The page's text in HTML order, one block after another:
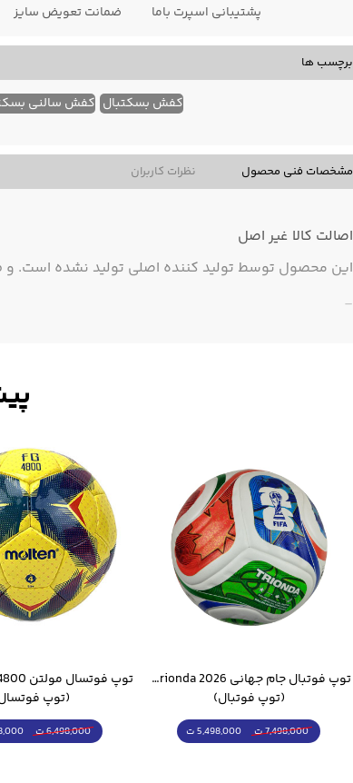
پشتیبانی اسپرت باما ضمانت تعویض سایز
برچسب ها
کفش بسکتبال کفش سالنی
مشخصات فنی محصول نظرات کاربران
اصالت کالا غیر اصل
این محصول توسط تولید کننده اصلی تولید نشده است. و
-
توپ فوتبال جام جهانی 2026 Trionda مشابه اورجینال
(توپ فوتبال)
7,498,000 ت 5,498,000 ت
(توپ
6,498,000 ت